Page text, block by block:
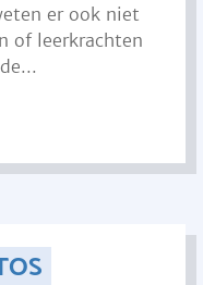
er ook niet
of leerkrachten